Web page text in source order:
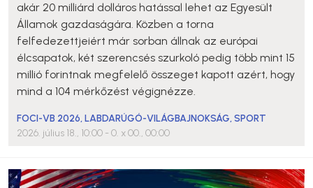
akár 20 milliárd dolláros hatással lehet az Egyesült
Államok gazdaságára. Közben a torna
felfedezettjeiért már sorban állnak az európai
élcsapatok, két szerencsés szurkoló pedig több mint 15
millió forintnak megfelelő összeget kapott azért, hogy
mind a 104 mérkőzést végignézze.
FOCI-VB 2026,LABDARÚGÓ-VILÁGBAJNOKSÁG,SPORT
2026. július 18., 10:00 - 0. x 00., 00:00